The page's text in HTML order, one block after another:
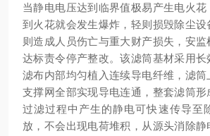
当静电电压达到临界值极易产生电火
到火花就会发生爆炸，轻则损毁除尘
则造成人员伤亡与重大财产损失，安
达标责令停产整改。该滤筒基材采用长
滤布内部均匀植入连续导电纤维，滤筒
支撑网全部实现导电连通，整套滤筒形
过滤过程中产生的静电可快速传导至
放，不会出现电荷堆积，从源头消除